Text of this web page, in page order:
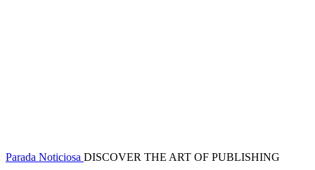
Parada Noticiosa DISCOVER THE ART OF PUBLISHING